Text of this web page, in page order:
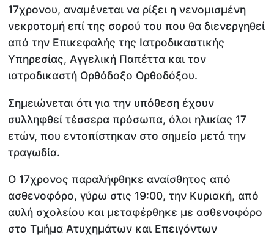
17χρονου, αναμένεται να ρίξει η νενομισμένη
νεκροτομή επί της σορού του που θα διενεργηθεί
από την Επικεφαλής της Ιατροδικαστικής
Υπηρεσίας, Αγγελική Παπέττα και τον
ιατροδικαστή Ορθόδοξο Ορθοδόξου.
Σημειώνεται ότι για την υπόθεση έχουν
συλληφθεί τέσσερα πρόσωπα, όλοι ηλικίας 17
ετών, που εντοπίστηκαν στο σημείο μετά την
τραγωδία.
Ο 17χρονος παραλήφθηκε αναίσθητος από
ασθενοφόρο, γύρω στις 19:00, την Κυριακή, από
αυλή σχολείου και μεταφέρθηκε με ασθενοφόρο
στο Τμήμα Ατυχημάτων και Επειγόντων